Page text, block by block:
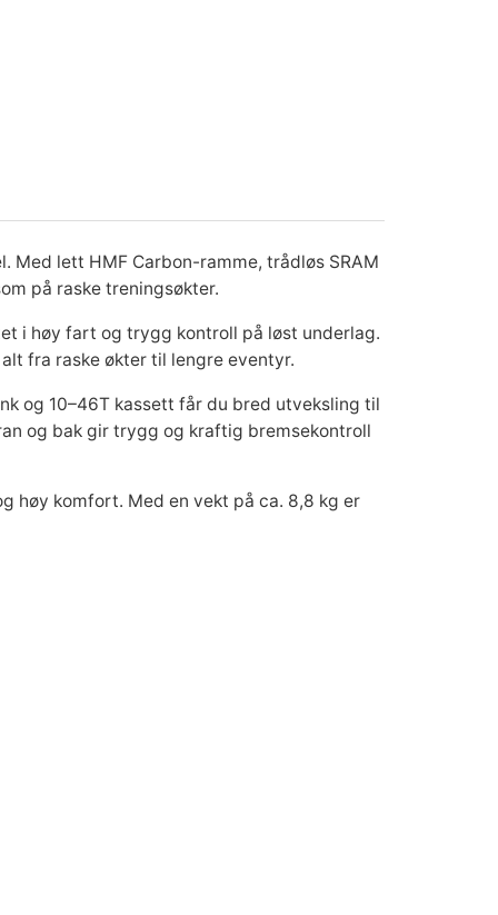
Med lett HMF Carbon-ramme, trådløs SRAM
på raske treningsøkter.
i høy fart og trygg kontroll på løst underlag.
fra raske økter til lengre eventyr.
og 10–46T kassett får du bred utveksling til
og bak gir trygg og kraftig bremsekontroll
høy komfort. Med en vekt på ca. 8,8 kg er